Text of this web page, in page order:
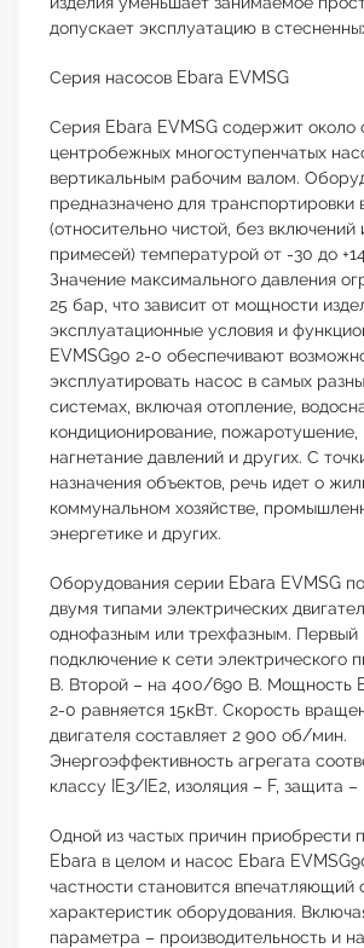
допускает эксплуатацию в
Серия насосов Ebara EVMSG
Серия Ebara EVMSG содержит около
центробежных многоступенчатых
вертикальным рабочим валом.
предназначено для транспортировки
(относительно чистой, без включений
примесей) температурой от -30 до
Значение максимального давления
25 бар, что зависит от мощности
эксплуатационные условия и
EVMSG90 2-0 обеспечивают
эксплуатировать насос в самых
системах, включая отопление,
кондиционирование, пожаротушение,
нагнетание давлений и других. С
назначения объектов, речь идет о
коммунальном хозяйстве,
энергетике и других.
Оборудования серии Ebara EVMSG
двумя типами электрических
однофазным или трехфазным. Первый
подключение к сети электрического
В. Второй – на 400/690 В. Мощность
2-0 равняется 15кВт. Скорость
двигателя составляет 2 900 об/мин.
Энергоэффективность агрегата
классу IE3/IE2, изоляция – F, защита –
Одной из частых причин приобрести
Ebara в целом и насос Ebara
частности становится впечатляющий
характеристик оборудования.
параметра – производительность и